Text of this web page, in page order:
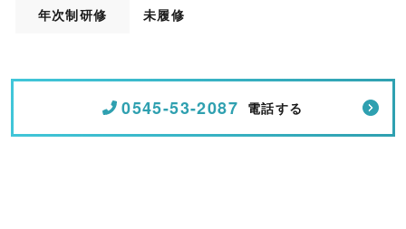
年次制研修 未履修
0545-53-2087 電話する